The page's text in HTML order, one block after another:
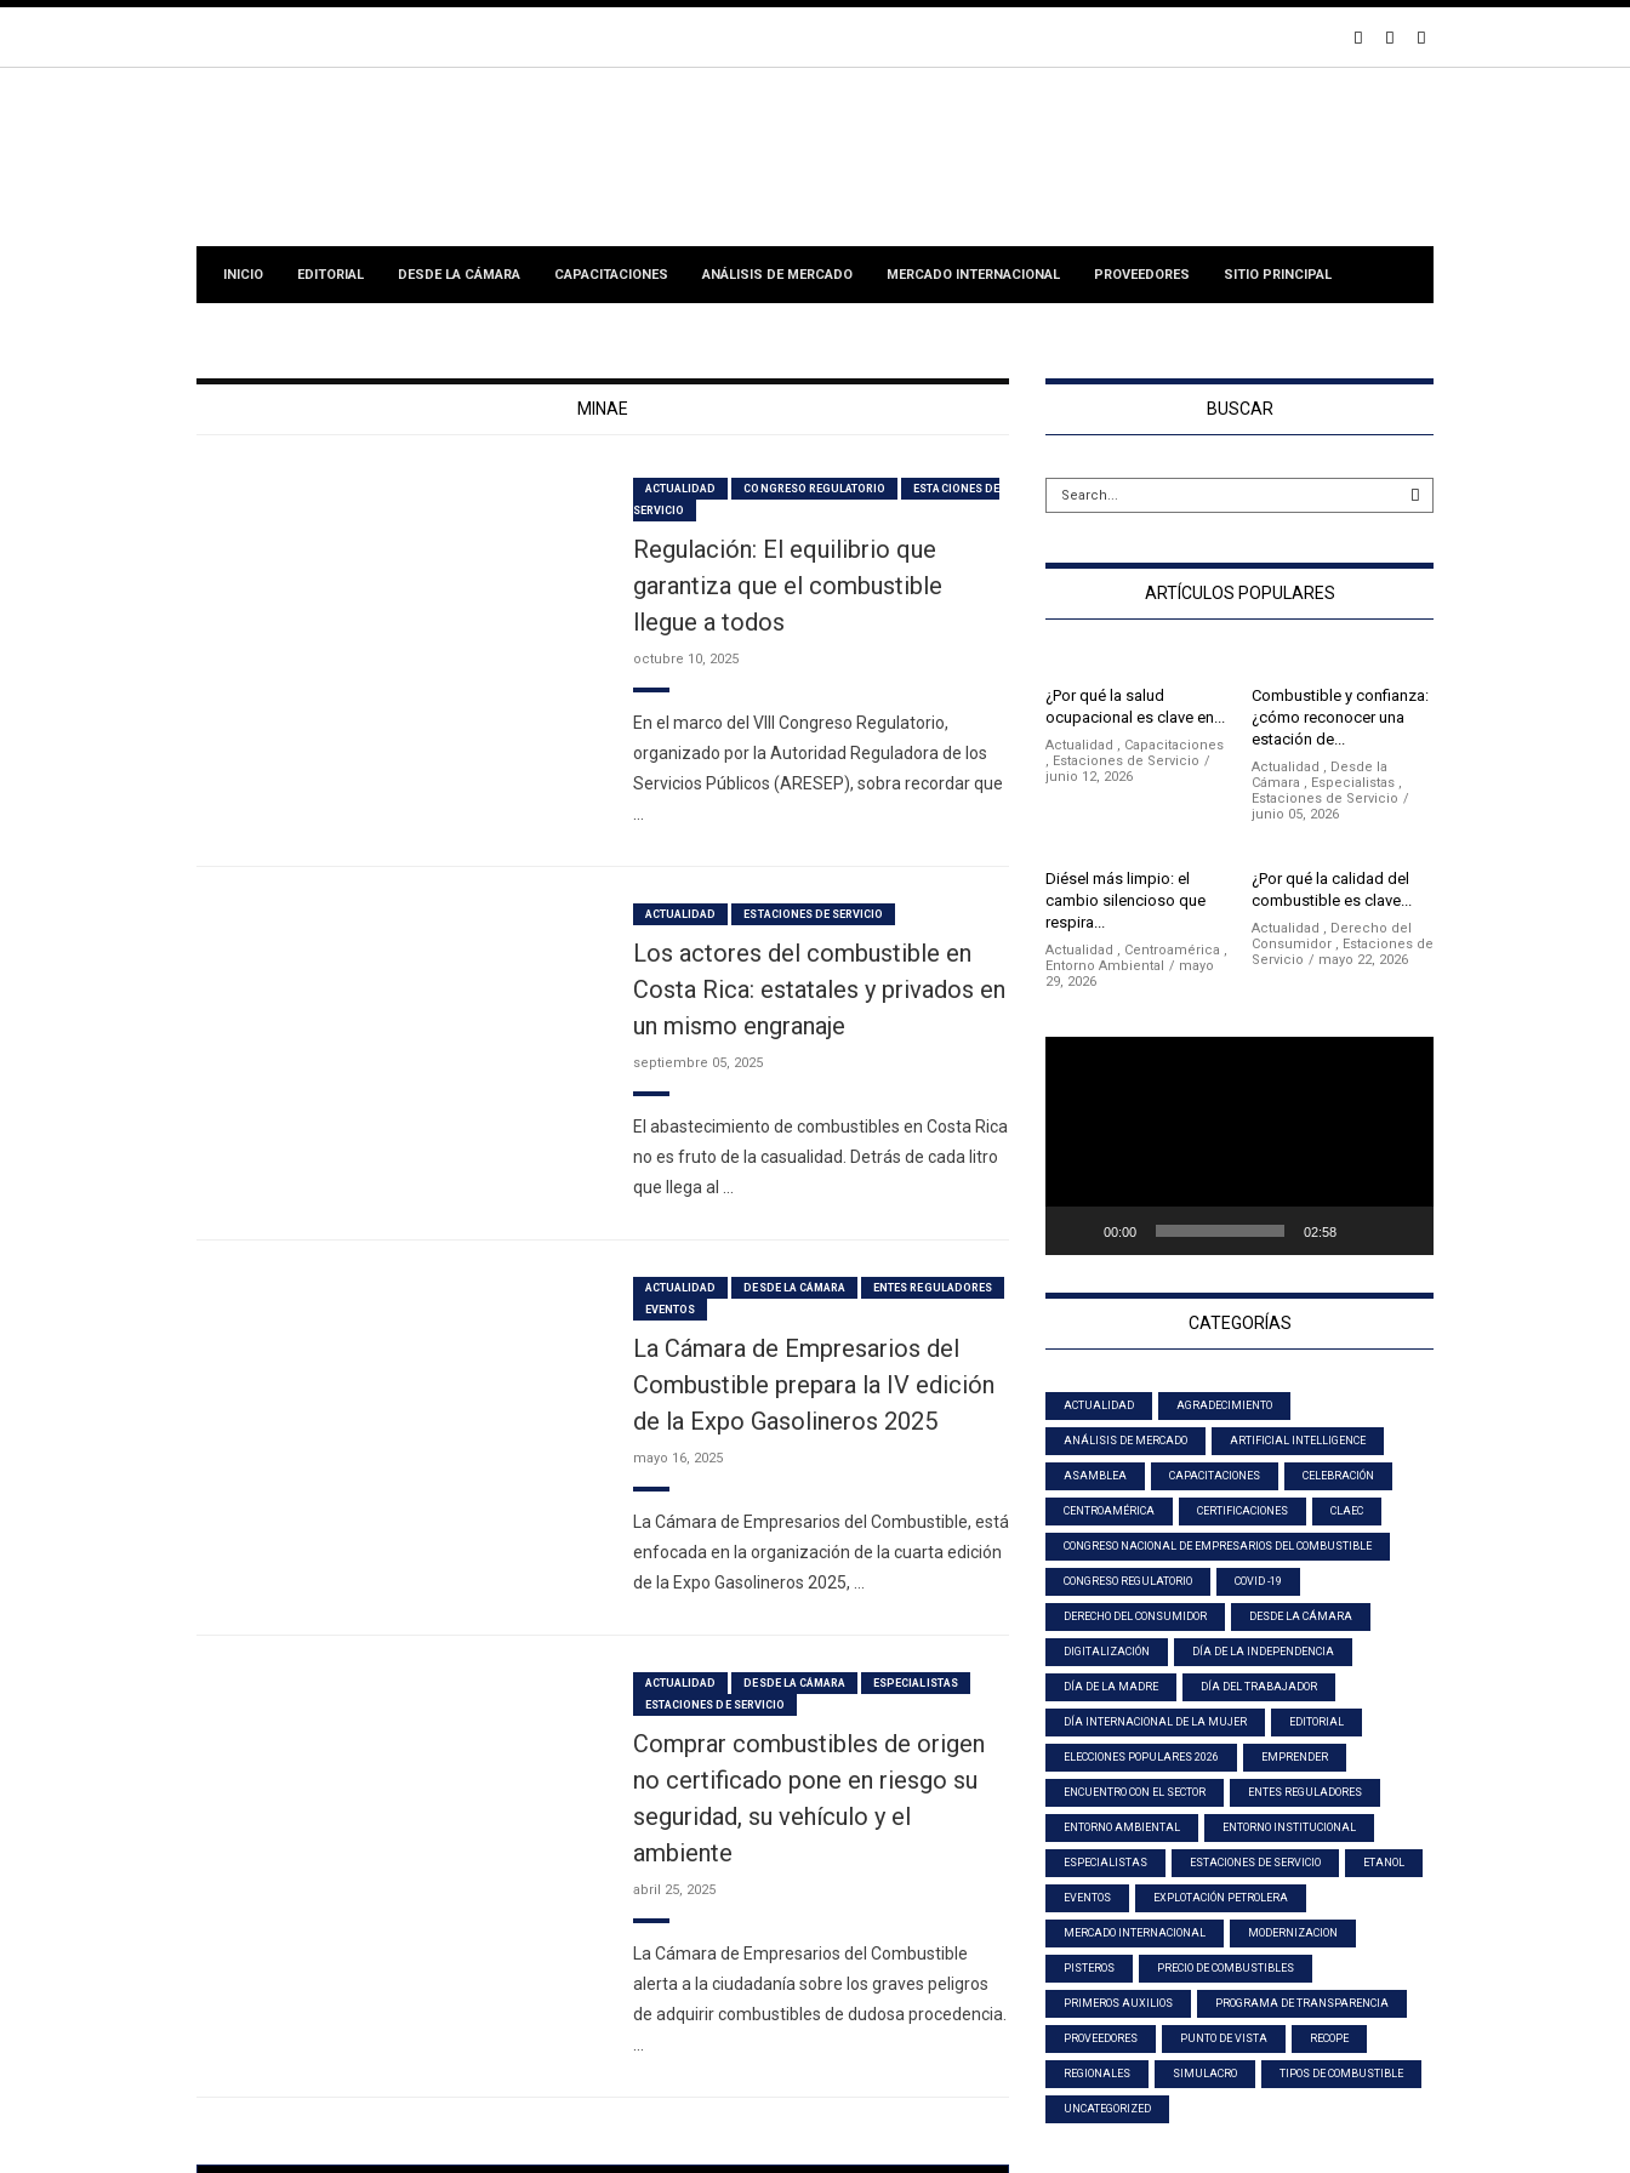
INICIO EDITORIAL DESDE LA CÁMARA CAPACITACIONES ANÁLISIS DE MERCADO MERCADO INTERNACIONAL PROVEEDORES SITIO PRINCIPAL
MINAE
ACTUALIDAD CONGRESO REGULATORIO
ESTACIONES DE
SERVICIO
Regulación: El equilibrio que
garantiza que el combustible
llegue a todos
octubre 10, 2025
En el marco del VIII Congreso Regulatorio,
organizado por la Autoridad Reguladora de los
Servicios Públicos (ARESEP), sobra recordar que
ACTUALIDAD ESTACIONES DE SERVICIO
Los actores del combustible en
Costa Rica: estatales y privados en
un mismo engranaje
septiembre 05, 2025
El abastecimiento de combustibles en Costa Rica
no es fruto de la casualidad. Detrás de cada litro
que llega al …
ACTUALIDAD DESDE LA CÁMARA
ENTES REGULADORES
EVENTOS
La Cámara de Empresarios del
Combustible prepara la IV edición
de la Expo Gasolineros 2025
mayo 16, 2025
La Cámara de Empresarios del Combustible, está
enfocada en la organización de la cuarta edición
de la Expo Gasolineros 2025, …
ACTUALIDAD DESDE LA CÁMARA
ESPECIALISTAS
ESTACIONES DE SERVICIO
Comprar combustibles de origen
no certificado pone en riesgo su
seguridad, su vehículo y el
ambiente
abril 25, 2025
La Cámara de Empresarios del Combustible
alerta a la ciudadanía sobre los graves peligros
de adquirir combustibles de dudosa procedencia.
BUSCAR
ARTÍCULOS POPULARES
¿Por qué la salud
ocupacional es clave en...
Actualidad , Capacitaciones
, Estaciones de Servicio
junio 12, 2026
Combustible y confianza:
¿cómo reconocer una
estación de...
Actualidad , Desde la
Cámara , Especialistas ,
Estaciones de Servicio
junio 05, 2026
Diésel más limpio: el
cambio silencioso que
respira...
Actualidad , Centroamérica ,
Entorno Ambiental
mayo
29, 2026
¿Por qué la calidad del
combustible es clave...
Actualidad , Derecho del
Consumidor , Estaciones de
Servicio
mayo 22, 2026
00:00 02:58
CATEGORÍAS
ACTUALIDAD AGRADECIMIENTO
ANÁLISIS DE MERCADO ARTIFICIAL INTELLIGENCE
ASAMBLEA CAPACITACIONES CELEBRACIÓN
CENTROAMÉRICA CERTIFICACIONES CLAEC
CONGRESO NACIONAL DE EMPRESARIOS DEL COMBUSTIBLE
CONGRESO REGULATORIO COVID -19
DERECHO DEL CONSUMIDOR DESDE LA CÁMARA
DIGITALIZACIÓN DÍA DE LA INDEPENDENCIA
DÍA DE LA MADRE DÍA DEL TRABAJADOR
DÍA INTERNACIONAL DE LA MUJER EDITORIAL
ELECCIONES POPULARES 2026 EMPRENDER
ENCUENTRO CON EL SECTOR ENTES REGULADORES
ENTORNO AMBIENTAL ENTORNO INSTITUCIONAL
ESPECIALISTAS ESTACIONES DE SERVICIO ETANOL
EVENTOS EXPLOTACIÓN PETROLERA
MERCADO INTERNACIONAL MODERNIZACION
PISTEROS PRECIO DE COMBUSTIBLES
PRIMEROS AUXILIOS PROGRAMA DE TRANSPARENCIA
PROVEEDORES PUNTO DE VISTA RECOPE
REGIONALES SIMULACRO TIPOS DE COMBUSTIBLE
UNCATEGORIZED